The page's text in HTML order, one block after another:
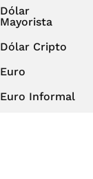
Dólar
Mayorista
Dólar Cripto
Euro
Euro Informal